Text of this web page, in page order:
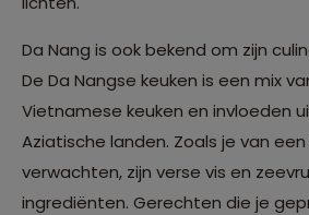
Da Nang is ook bekend om zijn
De Da Nangse keuken is een mix
Vietnamese keuken en invloeden
Aziatische landen. Zoals je van
verwachten, zijn verse vis en
ingrediënten. Gerechten die je